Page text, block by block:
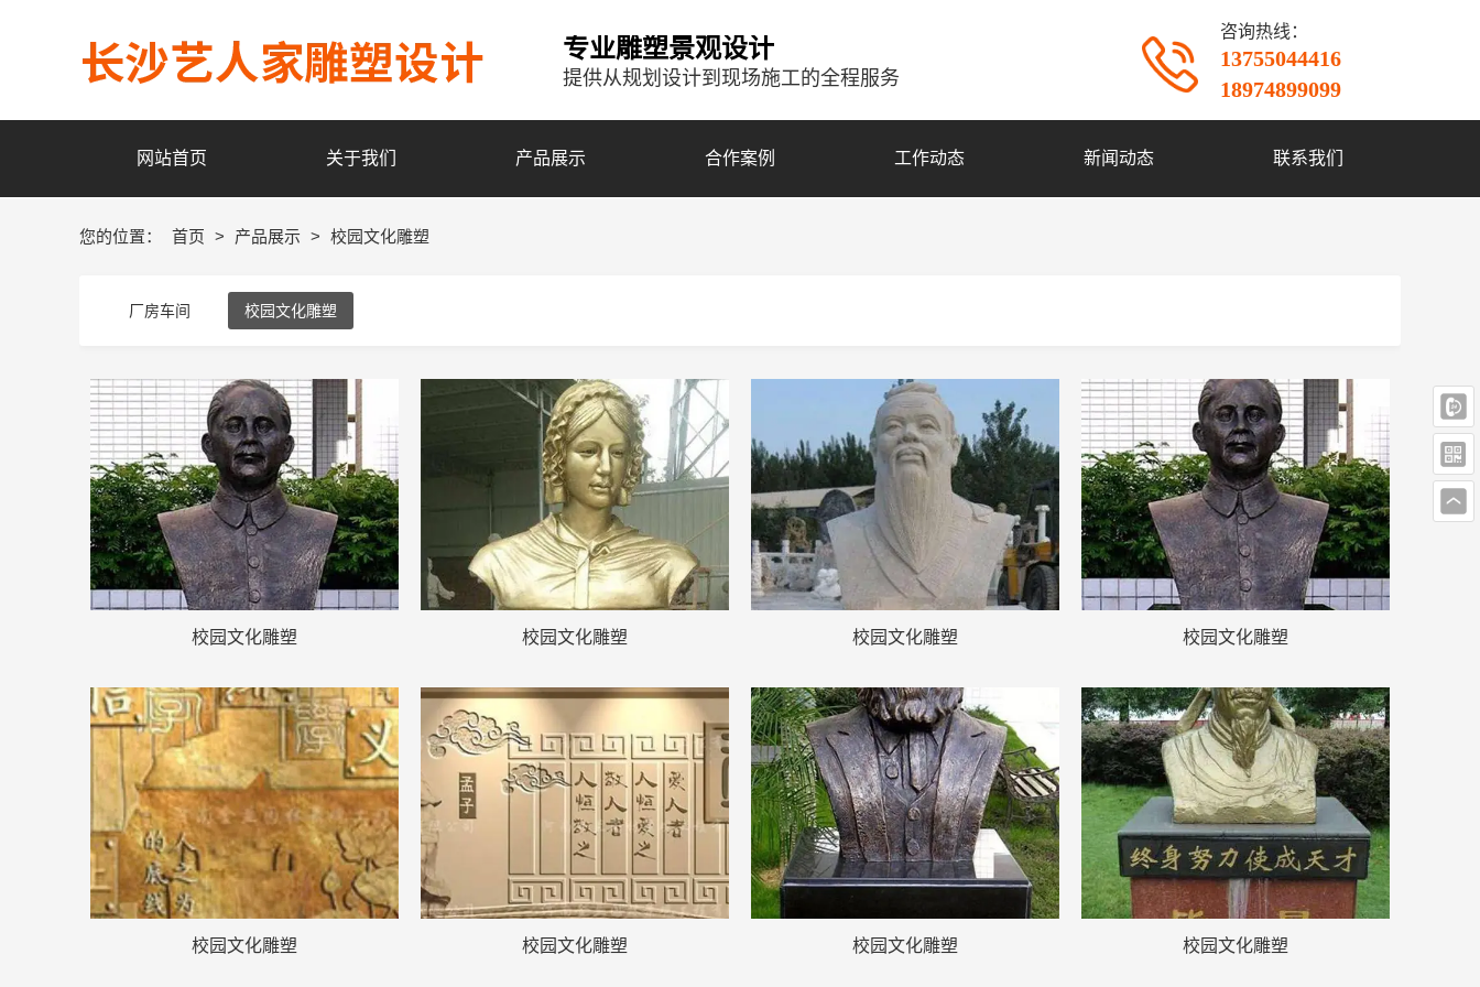
网站首页 关于我们 产品展示 合作案例 工作动态 新闻动态 联系我们
咨询热线：
13755044416
18974899099
提供从规划设计到现场施工的全程服务
专业雕塑景观设计
您的位置： 首页 > 产品展示 > 校园文化雕塑
厂房车间 校园文化雕塑
校园文化雕塑 校园文化雕塑 校园文化雕塑 校园文化雕塑
校园文化雕塑 校园文化雕塑 校园文化雕塑 校园文化雕塑